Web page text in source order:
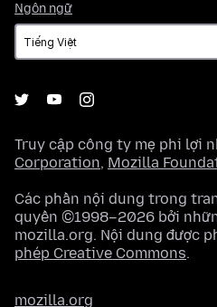
Ngôn ngữ
ngữ
Truy cập công ty mẹ phi lợi
Corporation, Mozilla
Các phần nội dung trong
quyền ©1998–2026 bởi
mozilla.org. Nội dung được
phép Creative Commons.
mozilla.org